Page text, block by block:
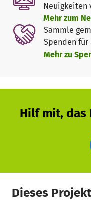
ZIELGRUPPEN
Das Projekt adressiert
Brennpunkten
10 Jahren aus
• motorische
• soziale und
•
• psychisch
Das Projekt findet
Neuigkeiten
Mehr zum
Sammle
Spenden
Mehr zu
Hilf mit, das
Dieses